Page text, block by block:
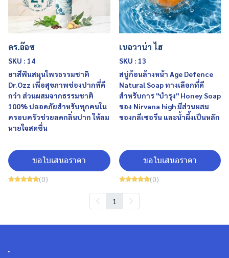
ดร.อ๊อซ
SKU : 14
ยาสีฟันสมุนไพรธรรมชาติ
Dr.Ozz เพื่อสุขภาพช่องปากที่ดี
กว่า ส่วนผสมจากธรรมชาติ
100% ปลอดภัยสำหรับทุกคนใน
ครอบครัวช่วยลดกลิ่นปาก ให้ลม
หายใจสดชื่น
ขอใบเสนอราคา
(0)
เนอวาน่า ไฮ
SKU : 13
สบู่ก้อนล้างหน้า Age Defence
Natural Soap ทางเลือกที่ดี
สำหรับการ "บำรุง" Honey Soap
ของ Nirvana high มีส่วนผสม
ของกลีเซอรีน และน้ำผึ้งเป็นหลัก
ขอใบเสนอราคา
(0)
1
.